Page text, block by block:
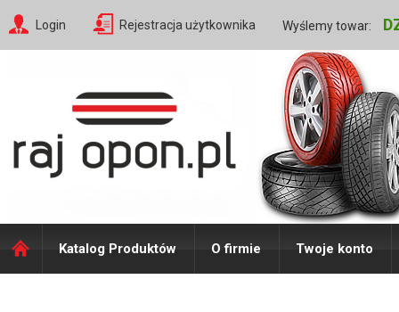
Login Rejestracja użytkownika Wyślemy towar:
Katalog Produktów O firmie Twoje konto